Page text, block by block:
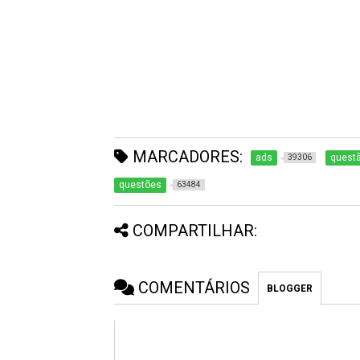
MARCADORES: ads 39306
questões 63484
COMPARTILHAR:
COMENTÁRIOS BLOGGER